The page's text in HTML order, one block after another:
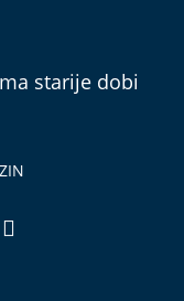
starije dobi